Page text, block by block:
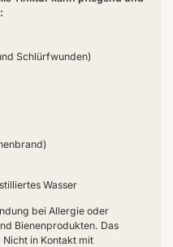
Schlürfwunden)
Wasser
bei Allergie oder
Bienenprodukten. Das
in Kontakt mit